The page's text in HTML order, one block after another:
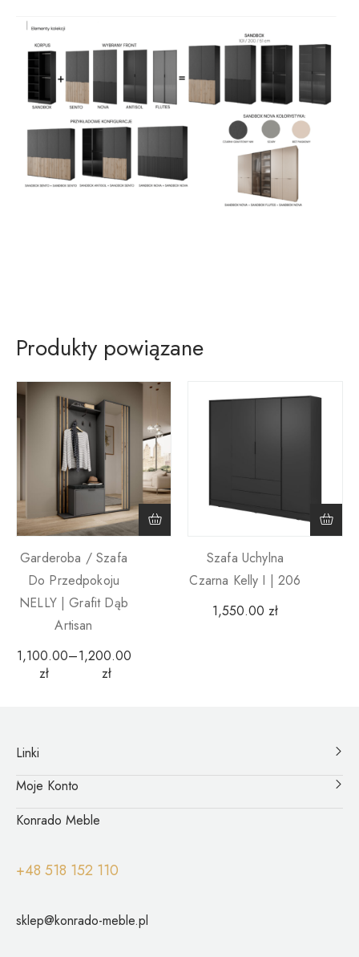
Produkty powiązane
Garderoba / Szafa
Do Przedpokoju
NELLY | Grafit Dąb
Artisan
1,100.00
zł
–1,200.00
zł
Szafa Uchylna
Czarna Kelly I | 206
1,550.00 zł
Linki
Moje Konto
Konrado Meble
+48 518 152 110
sklep@konrado-meble.pl